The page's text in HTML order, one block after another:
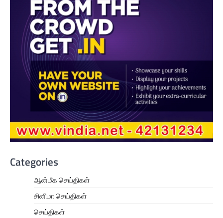
Categories
ஆன்மீக செய்திகள்
சினிமா செய்திகள்
செய்திகள்